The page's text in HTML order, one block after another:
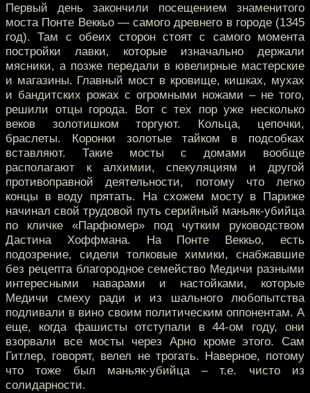
Первый день закончили посещением знаменитого
моста Понте Веккьо — самого древнего в городе (1345
год). Там с обеих сторон стоят с самого момента
постройки лавки, которые изначально держали
мясники, а позже передали в ювелирные мастерские
и магазины. Главный мост в кровище, кишках, мухах
и бандитских рожах с огромными ножами – не того,
решили отцы города. Вот с тех пор уже несколько
веков золотишком торгуют. Кольца, цепочки,
браслеты. Коронки золотые тайком в подсобках
вставляют. Такие мосты с домами вообще
располагают к алхимии, спекуляциям и другой
противоправной деятельности, потому что легко
концы в воду прятать. На схожем мосту в Париже
начинал свой трудовой путь серийный маньяк-убийца
по кличке «Парфюмер» под чутким руководством
Дастина Хоффмана. На Понте Веккьо, есть
подозрение, сидели толковые химики, снабжавшие
без рецепта благородное семейство Медичи разными
интересными наварами и настойками, которые
Медичи смеху ради и из шального любопытства
подливали в вино своим политическим оппонентам. А
еще, когда фашисты отступали в 44-ом году, они
взорвали все мосты через Арно кроме этого. Сам
Гитлер, говорят, велел не трогать. Наверное, потому
что тоже был маньяк-убийца – т.е. чисто из
солидарности.